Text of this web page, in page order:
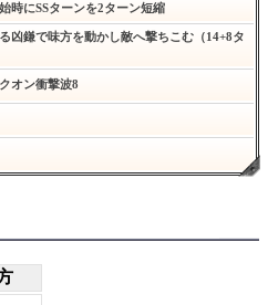
時にSSターンを2ターン短縮
凶鎌で味方を動かし敵へ撃ちこむ（14+8タ
オン衝撃波8